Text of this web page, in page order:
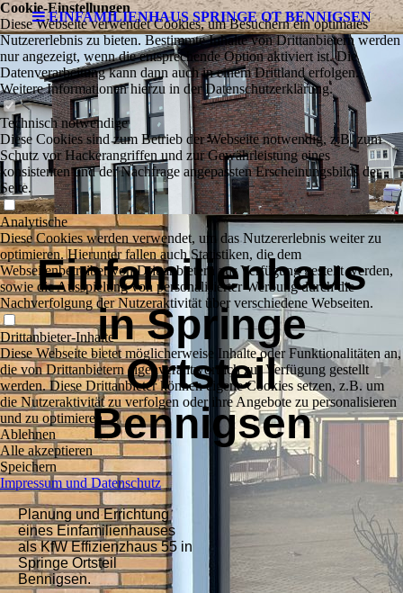
EINFAMILIENHAUS SPRINGE OT BENNIGSEN
Einfamilienhaus
in Springe
Ortsteil
Bennigsen
Planung und Errichtung
eines Einfamilienhauses
als KfW Effizienzhaus 55 in
Springe Ortsteil
Bennigsen.
Cookie-Einstellungen
Diese Webseite verwendet Cookies, um Besuchern ein optimales
Nutzererlebnis zu bieten. Bestimmte Inhalte von Drittanbietern werden
nur angezeigt, wenn die entsprechende Option aktiviert ist. Die
Datenverarbeitung kann dann auch in einem Drittland erfolgen.
Weitere Informationen hierzu in der Datenschutzerklärung.
Technisch notwendige
Diese Cookies sind zum Betrieb der Webseite notwendig, z.B. zum
Schutz vor Hackerangriffen und zur Gewährleistung eines
konsistenten und der Nachfrage angepassten Erscheinungsbilds der
Seite.
Analytische
Diese Cookies werden verwendet, um das Nutzererlebnis weiter zu
optimieren. Hierunter fallen auch Statistiken, die dem
Webseitenbetreiber von Drittanbietern zur Verfügung gestellt werden,
sowie die Ausspielung von personalisierter Werbung durch die
Nachverfolgung der Nutzeraktivität über verschiedene Webseiten.
Drittanbieter-Inhalte
Diese Webseite bietet möglicherweise Inhalte oder Funktionalitäten an,
die von Drittanbietern eigenverantwortlich zur Verfügung gestellt
werden. Diese Drittanbieter können eigene Cookies setzen, z.B. um
die Nutzeraktivität zu verfolgen oder ihre Angebote zu personalisieren
und zu optimieren.
Ablehnen
Alle akzeptieren
Speichern
Impressum und Datenschutz